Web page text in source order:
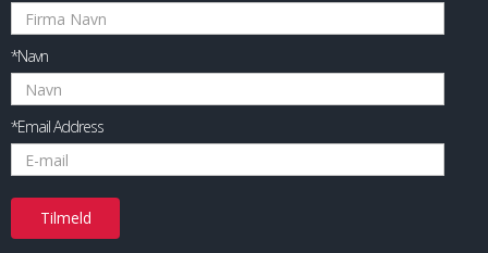
*Navn
*Email Address